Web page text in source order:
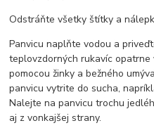
Odstráňte všetky štítky a
Panvicu naplňte vodou a
teplovzdorných rukavíc
pomocou žinky a bežného
panvicu vytrite do sucha,
Nalejte na panvicu trochu
aj z vonkajšej strany.